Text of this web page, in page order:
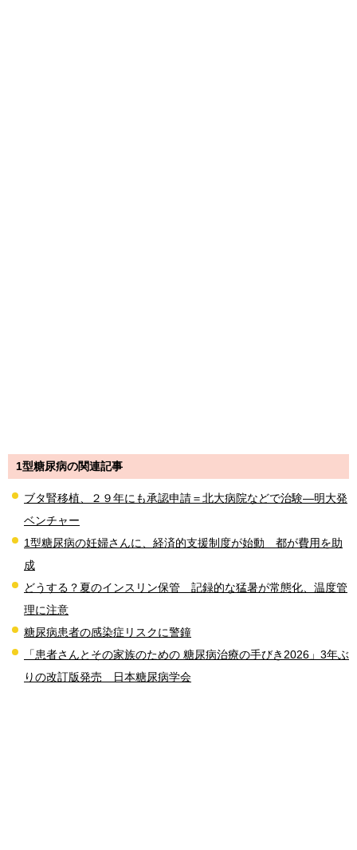
1型糖尿病の関連記事
ブタ腎移植、２９年にも承認申請＝北大病院などで治験―明大発
ベンチャー
1型糖尿病の妊婦さんに、経済的支援制度が始動 都が費用を助
成
どうする？夏のインスリン保管 記録的な猛暑が常態化、温度管
理に注意
糖尿病患者の感染症リスクに警鐘
「患者さんとその家族のための 糖尿病治療の手びき2026」3年ぶ
りの改訂版発売 日本糖尿病学会